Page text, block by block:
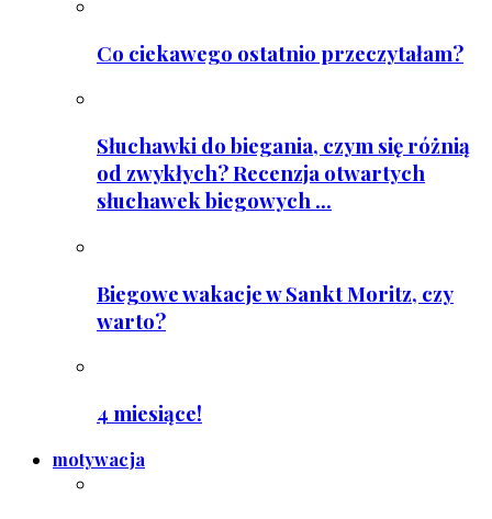
Co ciekawego ostatnio przeczytałam?
Słuchawki do biegania, czym się różnią
od zwykłych? Recenzja otwartych
słuchawek biegowych ...
Biegowe wakacje w Sankt Moritz, czy
warto?
4 miesiące!
motywacja